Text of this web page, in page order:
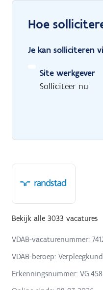
Hoe
Je kan solliciteren
Site werkgever
Solliciteer nu
Bekijk alle 3033 vacatures
VDAB-vacaturenummer:
VDAB-beroep:
Erkenningsnummer: